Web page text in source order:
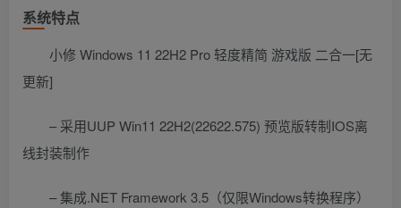
系统特点
小修 Windows 11 22H2 Pro 轻度精简 游戏版 二合一[无
更新]
– 采用UUP Win11 22H2(22622.575) 预览版转制IOS离
线封装制作
– 集成.NET Framework 3.5（仅限Windows转换程序）